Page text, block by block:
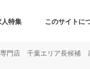
特集 このサイトに
門店 千葉エリア長候補